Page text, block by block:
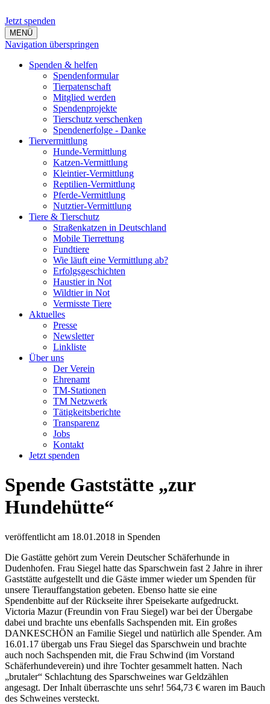
Jetzt spenden
MENÜ
Navigation überspringen
Spenden & helfen
Spendenformular
Tierpatenschaft
Mitglied werden
Spendenprojekte
Tierschutz verschenken
Spendenerfolge - Danke
Tiervermittlung
Hunde-Vermittlung
Katzen-Vermittlung
Kleintier-Vermittlung
Reptilien-Vermittlung
Pferde-Vermittlung
Nutztier-Vermittlung
Tiere & Tierschutz
Straßenkatzen in Deutschland
Mobile Tierrettung
Fundtiere
Wie läuft eine Vermittlung ab?
Erfolgsgeschichten
Haustier in Not
Wildtier in Not
Vermisste Tiere
Aktuelles
Presse
Newsletter
Linkliste
Über uns
Der Verein
Ehrenamt
TM-Stationen
TM Netzwerk
Tätigkeitsberichte
Transparenz
Jobs
Kontakt
Jetzt spenden
Spende Gaststätte „zur
Hundehütte“
veröffentlicht am 18.01.2018 in Spenden
Die Gastätte gehört zum Verein Deutscher Schäferhunde in
Dudenhofen. Frau Siegel hatte das Sparschwein fast 2 Jahre in ihrer
Gaststätte aufgestellt und die Gäste immer wieder um Spenden für
unsere Tierauffangstation gebeten. Ebenso hatte sie eine
Spendenbitte auf der Rückseite ihrer Speisekarte aufgedruckt.
Victoria Mazur (Freundin von Frau Siegel) war bei der Übergabe
dabei und brachte uns ebenfalls Sachspenden mit. Ein großes
DANKESCHÖN an Familie Siegel und natürlich alle Spender. Am
16.01.17 übergab uns Frau Siegel das Sparschwein und brachte
auch noch Sachspenden mit, die Frau Schwind (im Vorstand
Schäferhundeverein) und ihre Tochter gesammelt hatten. Nach
„brutaler“ Schlachtung des Sparschweines war Geldzählen
angesagt. Der Inhalt überraschte uns sehr! 564,73 € waren im Bauch
des Schweines versteckt.